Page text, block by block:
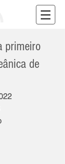
primeiro
de